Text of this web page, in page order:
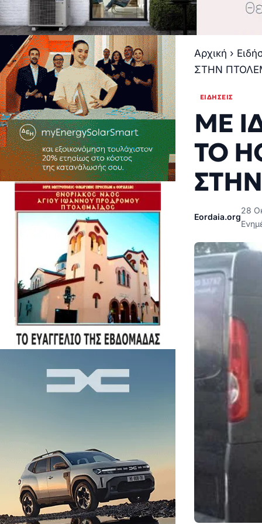
Αρχική ›
ΣΤΗΝ
ΕΙΔΉΣΕΙΣ
ΜΕ
ΤΟ
Eordaia.org
28